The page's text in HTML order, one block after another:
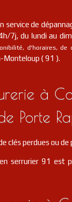
service de
7j, du lundi au
d'horaires, de
Monteloup ( 91 ).
à
Porte
clés perdues ou
serrurier 91 est